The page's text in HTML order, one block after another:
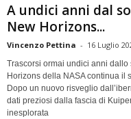
A undici anni dal
New Horizons...
Vincenzo Pettina - 16 Luglio
Trascorsi ormai undici anni
Horizons della NASA continua il
Dopo un nuovo risveglio
dati preziosi dalla fascia di
inesplorata